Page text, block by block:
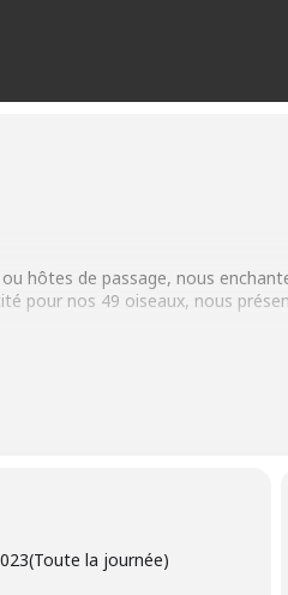
hôtes de passage, nous
pour nos 49 oiseaux, nous
(Toute la journée)